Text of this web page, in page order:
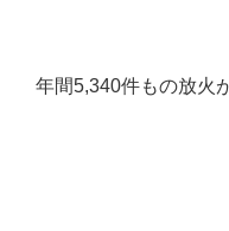
年間5,340件もの放火